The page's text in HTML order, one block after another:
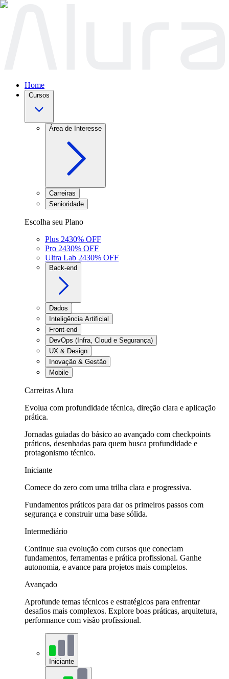
Home
Cursos
Área de Interesse
Carreiras
Senioridade
Escolha seu Plano
Plus 2430% OFF
Pro 2430% OFF
Ultra Lab 2430% OFF
Back-end
Dados
Inteligência Artificial
Front-end
DevOps (Infra, Cloud e Segurança)
UX & Design
Inovação & Gestão
Mobile
Carreiras Alura
Evolua com profundidade técnica, direção clara e aplicação
prática.
Jornadas guiadas do básico ao avançado com checkpoints
práticos, desenhadas para quem busca profundidade e
protagonismo técnico.
Iniciante
Comece do zero com uma trilha clara e progressiva.
Fundamentos práticos para dar os primeiros passos com
segurança e construir uma base sólida.
Intermediário
Continue sua evolução com cursos que conectam
fundamentos, ferramentas e prática profissional. Ganhe
autonomia, e avance para projetos mais completos.
Avançado
Aprofunde temas técnicos e estratégicos para enfrentar
desafios mais complexos. Explore boas práticas, arquitetura,
performance com visão profissional.
Iniciante